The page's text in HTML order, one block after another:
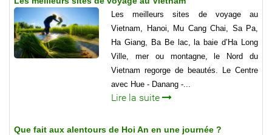
Les meilleurs sites de voyage au
Vietnam, Hanoi, Mu Cang Chai, Sa Pa,
Ha Giang, Ba Be lac, la baie d’Ha Long
Ville, mer ou montagne, le Nord du
Vietnam regorge de beautés. Le Centre
avec Hue - Danang -...
Lire la suite
Que fait aux alentours de Hoi An en une journée ?